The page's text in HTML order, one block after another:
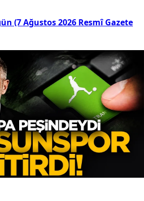
(7 Ağustos 2026 Resmî Gazete